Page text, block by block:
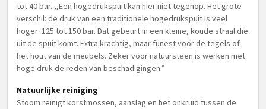
tot 40 bar. ,,Een hogedrukspuit kan hier niet tegenop. Het grote
verschil: de druk van een traditionele hogedrukspuit is veel
hoger: 125 tot 150 bar. Dat gebeurt in een kleine, koude straal die
uit de spuit komt. Extra krachtig, maar funest voor de tegels of
het hout van de meubels. Zeker voor natuursteen is werken met
hoge druk de reden van beschadigingen.”
Natuurlijke reiniging
Stoom reinigt korstmossen, aanslag en het onkruid tussen de